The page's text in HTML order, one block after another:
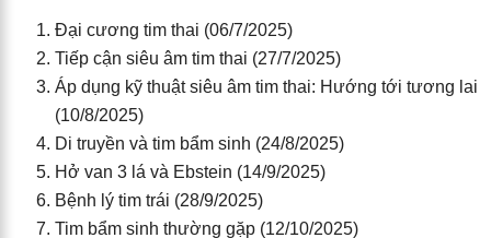
Đại cương tim thai (06/7/2025)
Tiếp cận siêu âm tim thai (27/7/2025)
Áp dụng kỹ thuật siêu âm tim thai: Hướng tới tương lai
(10/8/2025)
Di truyền và tim bẩm sinh (24/8/2025)
Hở van 3 lá và Ebstein (14/9/2025)
Bệnh lý tim trái (28/9/2025)
Tim bẩm sinh thường gặp (12/10/2025)